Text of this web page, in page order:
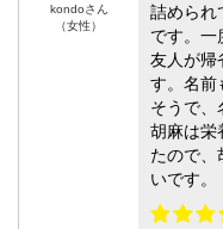
kondoさん
（女性）
詰められ
です。一
友人が帰
す。名前
そうで、
胡麻は栄
たので、
いです。